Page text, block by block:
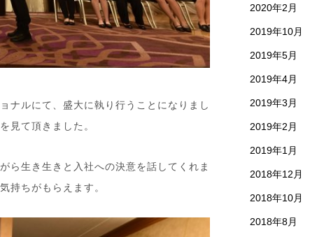
ナルにて、盛大に執り行うことになりまし
見て頂きました。
ら生き生きと入社への決意を話してくれま
持ちがもらえます。
2020年2月
2019年10月
2019年5月
2019年4月
2019年3月
2019年2月
2019年1月
2018年12月
2018年10月
2018年8月